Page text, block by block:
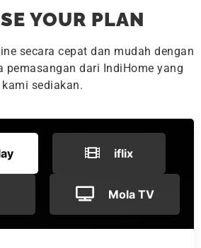
YOUR PLAN
secara cepat dan mudah dengan
pemasangan dari IndiHome yang
kami sediakan.
iflix
Mola TV